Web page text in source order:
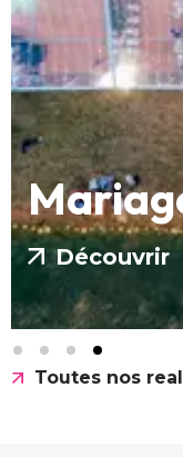
Découvrir
Toutes nos